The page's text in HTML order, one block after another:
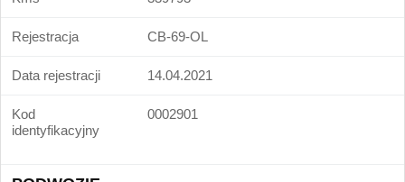
Rejestracja CB-69-OL
Data rejestracji 14.04.2021
Kod
identyfikacyjny
0002901